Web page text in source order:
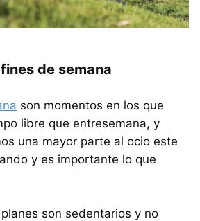
de semana
son momentos en los que
libre que entresemana, y
una mayor parte al ocio este
y es importante lo que
son sedentarios y no